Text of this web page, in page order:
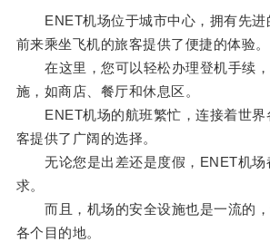
ENET机场位于城市中心，拥有先进
前来乘坐飞机的旅客提供了便捷的体验。
在这里，您可以轻松办理登机手续，
施，如商店、餐厅和休息区。
ENET机场的航班繁忙，连接着世界
客提供了广阔的选择。
无论您是出差还是度假，ENET机场
求。
而且，机场的安全设施也是一流的，
各个目的地。